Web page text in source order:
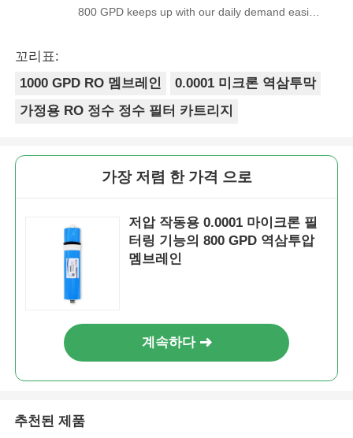
필터 제어 밸브
유량계
RO 브래킷
800 GPD keeps up with our daily demand easily,
꼬리표:
1000 GPD RO 멤브레인
0.0001 미크론 역삼투막
가정용 RO 정수 정수 필터 카트리지
가장 저렴 한 가격 으로
저압 작동용 0.0001 마이크론 필
터링 기능의 800 GPD 역삼투압
멤브레인
계속하다
추천된 제품